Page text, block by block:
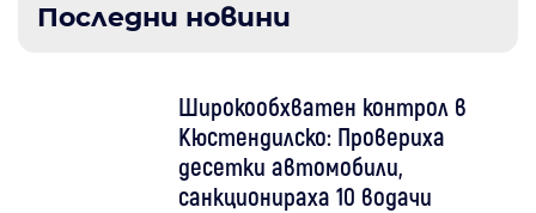
Последни новини
Широкообхватен контрол в
Кюстендилско: Провериха
десетки автомобили,
санкционираха 10 водачи